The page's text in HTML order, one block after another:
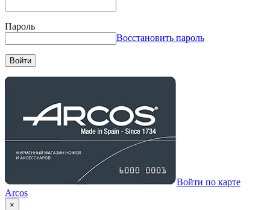
Пароль
Восстановить пароль
Войти
Войти по карте
Arcos
×